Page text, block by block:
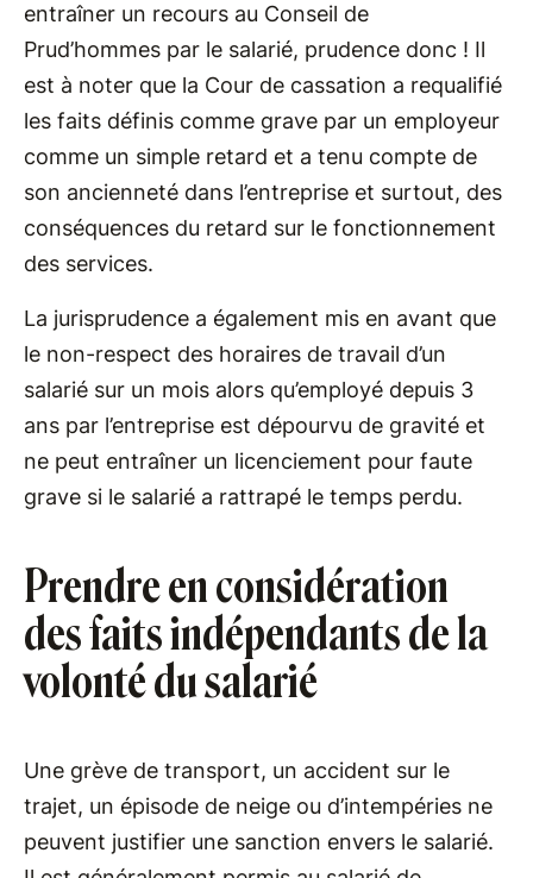
entraîner un recours au Conseil de
Prud’hommes par le salarié, prudence donc ! Il
est à noter que la Cour de cassation a requalifié
les faits définis comme grave par un employeur
comme un simple retard et a tenu compte de
son ancienneté dans l’entreprise et surtout, des
conséquences du retard sur le fonctionnement
des services.
La jurisprudence a également mis en avant que
le non-respect des horaires de travail d’un
salarié sur un mois alors qu’employé depuis 3
ans par l’entreprise est dépourvu de gravité et
ne peut entraîner un licenciement pour faute
grave si le salarié a rattrapé le temps perdu.
Prendre en considération
des faits indépendants de la
volonté du salarié
Une grève de transport, un accident sur le
trajet, un épisode de neige ou d’intempéries ne
peuvent justifier une sanction envers le salarié.